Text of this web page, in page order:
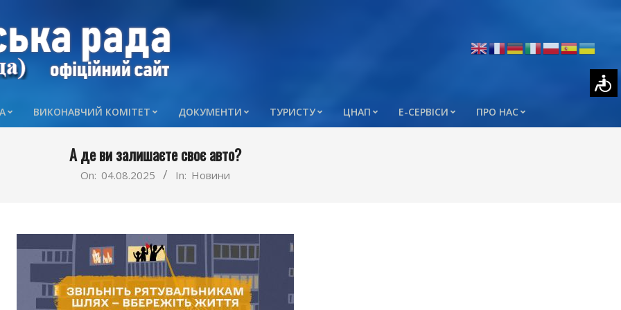
Primary
Menu
ВИКОНАВЧИЙ КОМІТЕТ ДОКУМЕНТИ ТУРИСТУ ЦНАП Е-СЕРВІСИ ПРО НАС
А де ви залишаєте своє авто?
On: 04.08.2025 In: Новини